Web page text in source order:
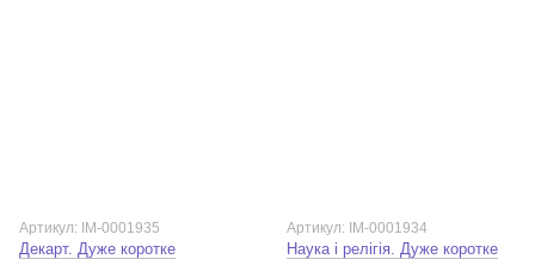
Артикул: IM-0001935
Декарт. Дуже коротке
Артикул: IM-0001934
Наука і релігія. Дуже коротке